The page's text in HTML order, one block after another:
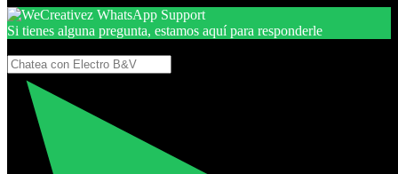
Si tienes alguna pregunta, estamos aquí para responderle